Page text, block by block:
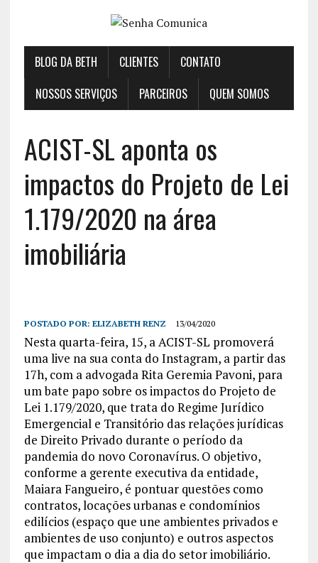
BLOG DA BETH CLIENTES
CONTATO
NOSSOS SERVIÇOS
PARCEIROS QUEM SOMOS
ACIST-SL aponta os
impactos do Projeto de Lei
1.179/2020 na área
imobiliária
POSTADO POR: ELIZABETH RENZ 13/04/2020
Nesta quarta-feira, 15, a ACIST-SL promoverá
uma live na sua conta do Instagram, a partir das
17h, com a advogada Rita Geremia Pavoni, para
um bate papo sobre os impactos do Projeto de
Lei 1.179/2020, que trata do Regime Jurídico
Emergencial e Transitório das relações jurídicas
de Direito Privado durante o período da
pandemia do novo Coronavírus. O objetivo,
conforme a gerente executiva da entidade,
Maiara Fangueiro, é pontuar questões como
contratos, locações urbanas e condomínios
edilícios (espaço que une ambientes privados e
ambientes de uso conjunto) e outros aspectos
que impactam o dia a dia do setor imobiliário.